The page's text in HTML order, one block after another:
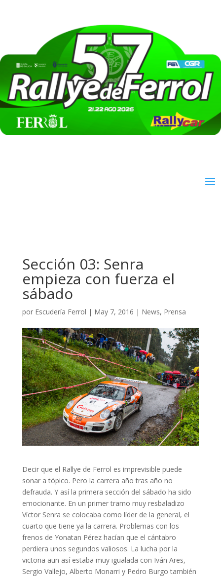
Sección 03: Senra
empieza con fuerza el
sábado
por Escudería Ferrol | May 7, 2016 | News, Prensa
Decir que el Rallye de Ferrol es imprevisible puede
sonar a tópico. Pero la carrera año tras año no
defrauda. Y así la primera sección del sábado ha sido
emocionante. En un primer tramo muy resbaladizo
Víctor Senra se colocaba como líder de la general, el
cuarto que tiene ya la carrera. Problemas con los
frenos de Yonatan Pérez hacían que el cántabro
perdiera unos segundos valiosos. La lucha por la
victoria aun así estaba muy igualada con Iván Ares,
Sergio Vallejo, Alberto Monarri y Pedro Burgo también